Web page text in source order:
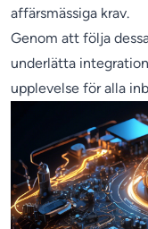
affärsmässiga krav.
Genom att följa
underlätta
upplevelse för alla